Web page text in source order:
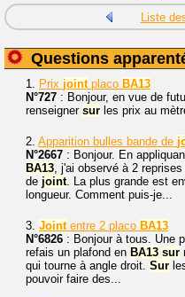
Liste
Questions
1. Prix jointplaco BA13
N°727 : Bonjour, en vue de
renseigner sur les prix au
2. Apparition bulles bande de
N°2667 : Bonjour. En
BA13, j'ai observé à 2
de joint. La plus grande est
longueur. Comment puis-je...
3. Jointentre 2 placo BA13
N°6826 : Bonjour à tous. Une
refais un plafond en BA13 sur
qui tourne à angle droit. Sur
pouvoir faire des...